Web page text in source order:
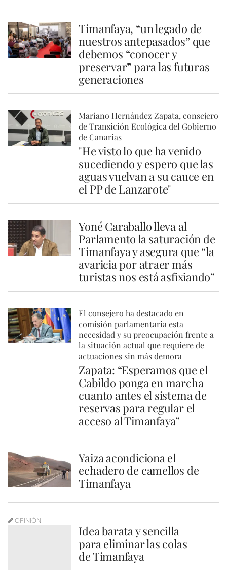
Timanfaya, “un legado de
nuestros antepasados” que
debemos “conocer y
preservar” para las futuras
generaciones
Mariano Hernández Zapata, consejero
de Transición Ecológica del Gobierno
de Canarias
"He visto lo que ha venido
sucediendo y espero que las
aguas vuelvan a su cauce en
el PP de Lanzarote"
Yoné Caraballo lleva al
Parlamento la saturación de
Timanfaya y asegura que “la
avaricia por atraer más
turistas nos está asfixiando”
El consejero ha destacado en
comisión parlamentaria esta
necesidad y su preocupación frente a
la situación actual que requiere de
actuaciones sin más demora
Zapata: “Esperamos que el
Cabildo ponga en marcha
cuanto antes el sistema de
reservas para regular el
acceso al Timanfaya”
Yaiza acondiciona el
echadero de camellos de
Timanfaya
OPINIÓN
Idea barata y sencilla
para eliminar las colas
de Timanfaya